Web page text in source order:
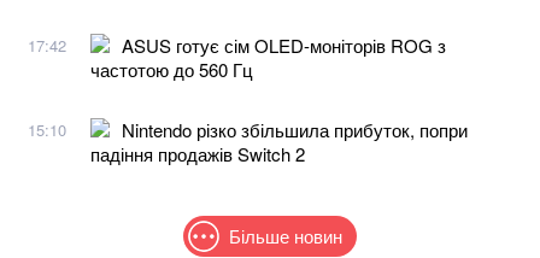
17:42
ASUS готує сім OLED-моніторів ROG з
частотою до 560 Гц
15:10
Nintendo різко збільшила прибуток, попри
падіння продажів Switch 2
Більше новин